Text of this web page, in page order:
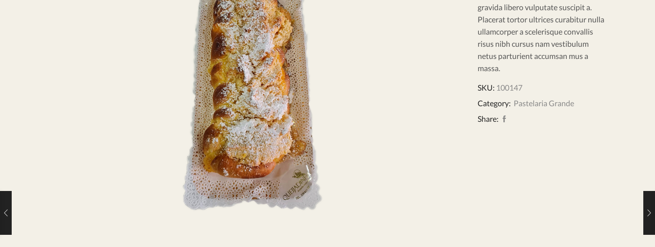
gravida libero vulputate suscipit a.
Placerat tortor ultrices curabitur nulla
ullamcorper a scelerisque convallis
risus nibh cursus nam vestibulum
netus parturient accumsan mus a
massa.
SKU: 100147
Category: Pastelaria Grande
Share: